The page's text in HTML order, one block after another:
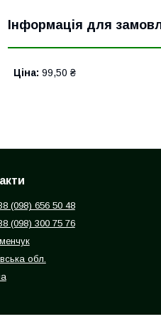
Інформація для
Ціна: 99,50 ₴
(098) 656 50 48
(098) 300 75 76
обл.